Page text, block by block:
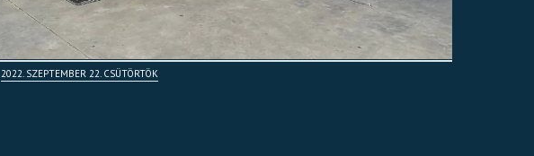
2022. SZEPTEMBER 22. CSÜTÖRTÖK